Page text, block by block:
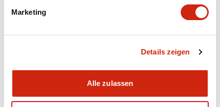
Marketing
Details zeigen
Alle zulassen
Dokumente und Dateien
Bedienungsanleitung
10/10/2024.PDF5.62MB